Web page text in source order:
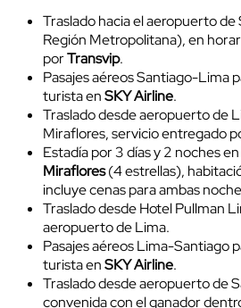
Traslado hacia el aeropuerto de
Región Metropolitana), en
porTransvip.
Pasajes aéreos Santiago-Lima
turista enSKY Airline.
Traslado desde aeropuerto de
Miraflores, servicio entregado
Estadía por 3 días y 2 noches en
Miraflores(4 estrellas),
incluye cenas para ambas
Traslado desde Hotel Pullman
aeropuerto de Lima.
Pasajes aéreos Lima-Santiago
turista enSKY Airline.
Traslado desde aeropuerto de
convenida con el ganador